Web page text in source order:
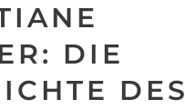
DIE
DES